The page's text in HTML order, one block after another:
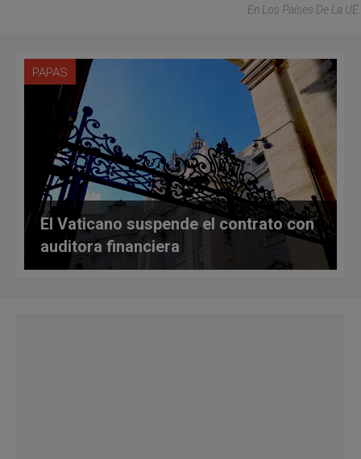
En Los Países De La UE.
PAPAS
El Vaticano suspende el contrato con
auditora financiera